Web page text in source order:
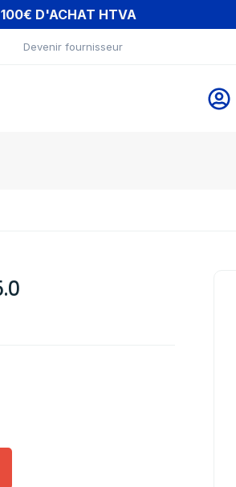
100€ D'ACHAT HTVA
Devenir fournisseur